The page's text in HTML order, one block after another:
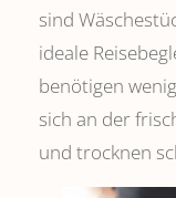
sind
ideale
benötigen
sich an der
und trocknen